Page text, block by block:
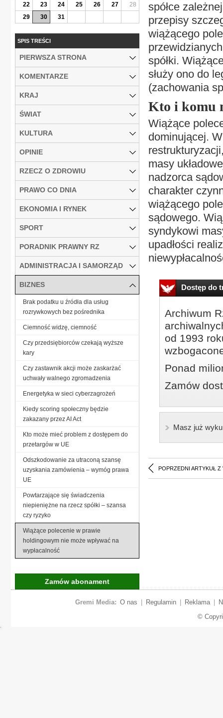
spółce
przepisy
wiążącego
spółki.
służy ono do
(zachowania
Kto i komu
Wiążące
dominującej.
masy
nadzorca
charakter
wiążącego
sądowego.
syndykowi
upadłości
Dostęp do
Archiwum
od 1993
Ponad
Zamów
Masz już
POPRZEDNI ARTYKUŁ Z
22
23 24 25 26 27
28
29
30 31
SPIS TREŚCI
PIERWSZA STRONA
KOMENTARZE
KRAJ
ŚWIAT
KULTURA
OPINIE
RZECZ O ZDROWIU
PRAWO CO DNIA
EKONOMIA I RYNEK
SPORT
PORADNIK PRAWNY RZ
ADMINISTRACJA I SAMORZĄD
BIZNES
Brak podatku u źródła dla usług
rozrywkowych bez pośrednika
Ciemność widzę, ciemność
Czy przedsiębiorców czekają wyższe
kary
Czy zastawnik akcji może zaskarżać
uchwały walnego zgromadzenia
Energetyka w sieci cyberzagrożeń
Kiedy scoring społeczny będzie
zakazany przez AI Act
Kto może mieć problem z dostępem do
przetargów w UE
Odszkodowanie za utraconą szansę
uzyskania zamówienia – wymóg prawa
UE
Powtarzające się świadczenia
niepieniężne na rzecz spółki – szansa
czy ryzyko
Wiążące polecenie w prawie
holdingowym nie może wpływać na
wypłacalność
Zamów abonament
Gremi Media: O nas Regulamin Reklama
©